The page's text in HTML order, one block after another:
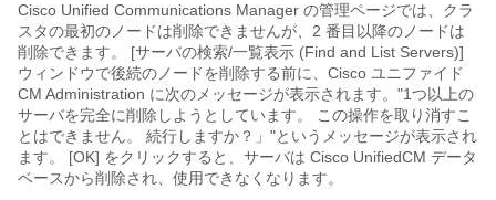
Cisco Unified Communications Manager の管理ページでは、クラ
スタの最初のノードは削除できませんが、2 番目以降のノードは
削除できます。 [サーバの検索/一覧表示 (Find and List Servers)]
ウィンドウで後続のノードを削除する前に、Cisco ユニファイド
CM Administration に次のメッセージが表示されます。 "1つ以上の
サーバを完全に削除しようとしています。 この操作を取り消すこ
とはできません。 続行しますか？」"というメッセージが表示され
ます。 [OK] をクリックすると、サーバは Cisco UnifiedCM データ
ベースから削除され、使用できなくなります。